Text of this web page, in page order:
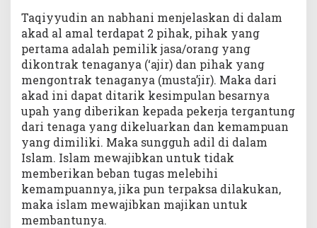
Taqiyyudin an nabhani menjelaskan di dalam
akad al amal terdapat 2 pihak, pihak yang
pertama adalah pemilik jasa/orang yang
dikontrak tenaganya (‘ajir) dan pihak yang
mengontrak tenaganya (musta’jir). Maka dari
akad ini dapat ditarik kesimpulan besarnya
upah yang diberikan kepada pekerja tergantung
dari tenaga yang dikeluarkan dan kemampuan
yang dimiliki. Maka sungguh adil di dalam
Islam. Islam mewajibkan untuk tidak
memberikan beban tugas melebihi
kemampuannya, jika pun terpaksa dilakukan,
maka islam mewajibkan majikan untuk
membantunya.